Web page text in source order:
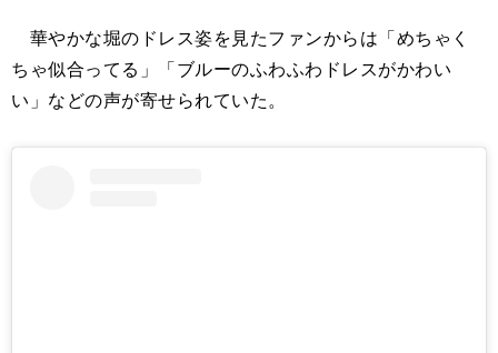
華やかな堀のドレス姿を見たファンからは「めちゃく
ちゃ似合ってる」「ブルーのふわふわドレスがかわい
い」などの声が寄せられていた。